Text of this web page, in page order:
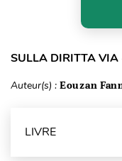
SULLA DIRITTA VIA
Auteur(s) : Eouzan
LIVRE